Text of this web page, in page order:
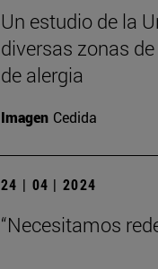
Un estudio de la
diversas zonas
de alergia
Imagen Cedida
24 | 04 | 2024
“Necesitamos